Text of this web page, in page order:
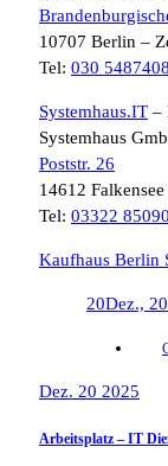
10707 Berlin –
Tel: 030
Systemhaus.IT –
Systemhaus
Poststr. 26
14612
Tel: 03322
Kaufhaus Berlin
20Dez.,
Dez. 20 2025
Arbeitsplatz – IT